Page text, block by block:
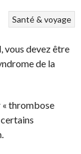
Santé & voyage
vous devez être
de la
« thrombose